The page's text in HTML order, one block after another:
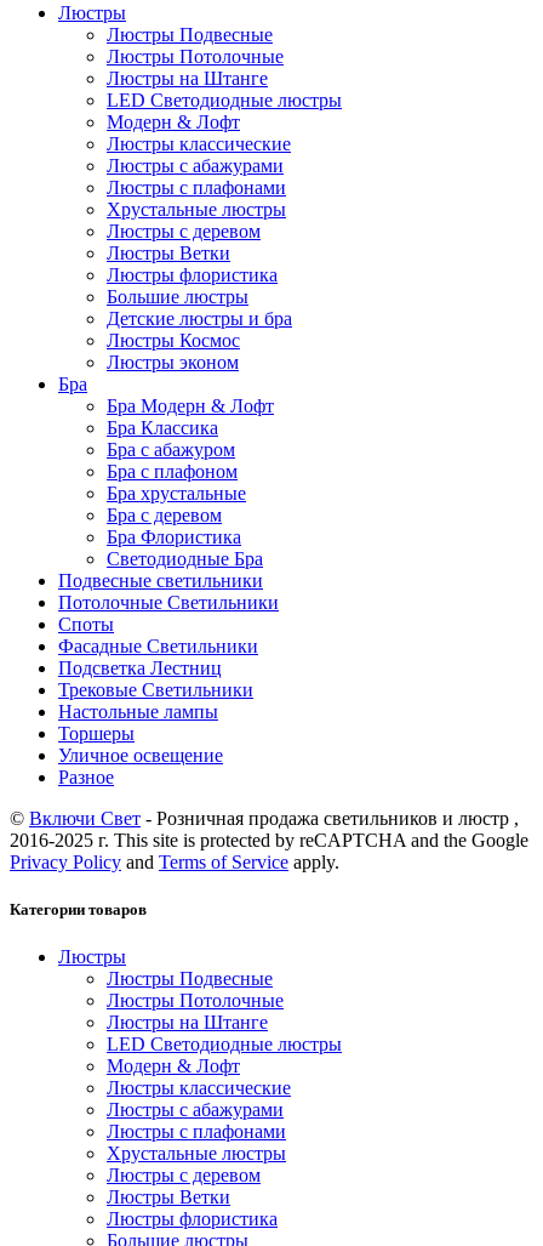
Люстры
Люстры Подвесные
Люстры Потолочные
Люстры на Штанге
LED Светодиодные люстры
Модерн & Лофт
Люстры классические
Люстры с абажурами
Люстры с плафонами
Хрустальные люстры
Люстры с деревом
Люстры Ветки
Люстры флористика
Большие люстры
Детские люстры и бра
Люстры Космос
Люстры эконом
Бра
Бра Модерн & Лофт
Бра Классика
Бра с абажуром
Бра с плафоном
Бра хрустальные
Бра с деревом
Бра Флористика
Светодиодные Бра
Подвесные светильники
Потолочные Светильники
Споты
Фасадные Светильники
Подсветка Лестниц
Трековые Светильники
Настольные лампы
Торшеры
Уличное освещение
Разное
© Включи Свет - Розничная продажа светильников и люстр ,
2016-2025 г. This site is protected by reCAPTCHA and the Google
Privacy Policy and Terms of Service apply.
Категории товаров
Люстры
Люстры Подвесные
Люстры Потолочные
Люстры на Штанге
LED Светодиодные люстры
Модерн & Лофт
Люстры классические
Люстры с абажурами
Люстры с плафонами
Хрустальные люстры
Люстры с деревом
Люстры Ветки
Люстры флористика
Большие люстры